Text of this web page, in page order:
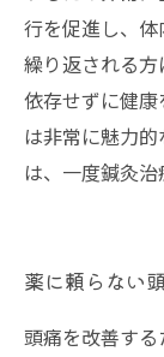
行を促進し、
繰り返される
依存せずに健
は非常に魅力
は、一度鍼灸治
薬に頼らない
頭痛を改善す